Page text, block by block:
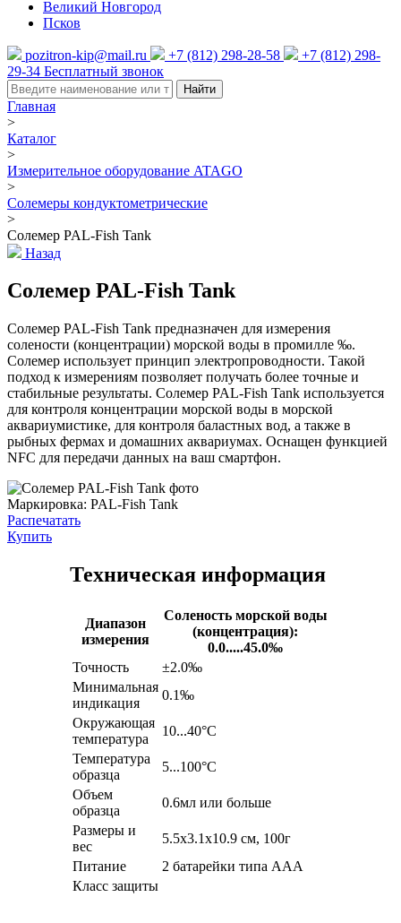
Великий Новгород
Псков
pozitron-kip@mail.ru +7 (812) 298-28-58
+7 (812) 298-
29-34 Бесплатный звонок
Найти
Главная
>
Каталог
>
Измерительное оборудование ATAGO
>
Солемеры кондуктометрические
>
Солемер PAL-Fish Tank
Назад
Солемер PAL-Fish Tank
Солемер PAL-Fish Tank предназначен для измерения
солености (концентрации) морской воды в промилле ‰.
Солемер использует принцип электропроводности. Такой
подход к измерениям позволяет получать более точные и
стабильные результаты. Солемер PAL-Fish Tank используется
для контроля концентрации морской воды в морской
аквариумистике, для контроля баластных вод, а также в
рыбных фермах и домашних аквариумах. Оснащен функцией
NFC для передачи данных на ваш смартфон.
Маркировка: PAL-Fish Tank
Распечатать
Купить
Техническая информация
Диапазон
измерения
Соленость морской воды
(концентрация):
0.0.....45.0‰
Точность
±2.0‰
Минимальная
индикация
0.1‰
Окружающая
температура
10...40°C
Температура
образца
5...100°C
Объем
образца
0.6мл или больше
Размеры и
вес
5.5x3.1x10.9 см, 100г
Питание
2 батарейки типа ААА
Класс защиты